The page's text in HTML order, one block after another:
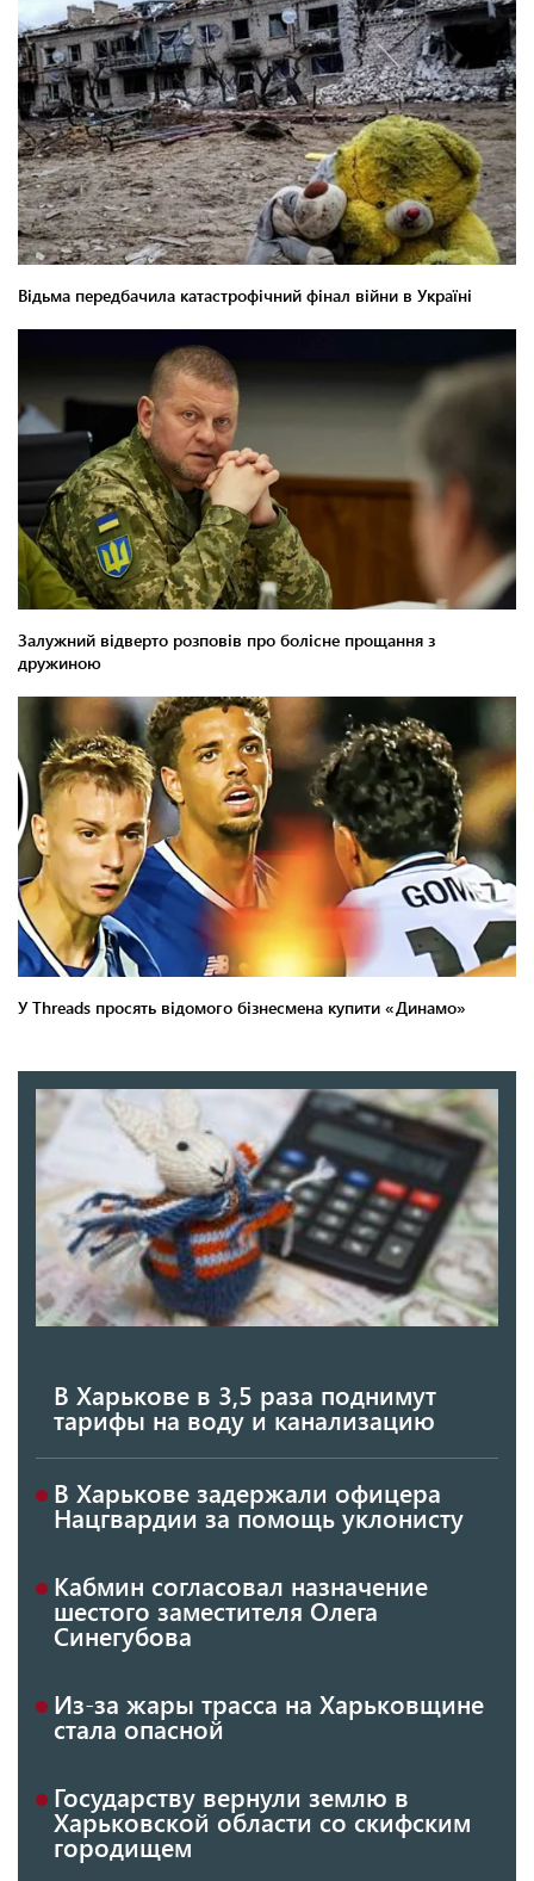
В Харькове в 3,5 раза поднимут
тарифы на воду и канализацию
В Харькове задержали офицера
Нацгвардии за помощь уклонисту
Кабмин согласовал назначение
шестого заместителя Олега
Синегубова
Из-за жары трасса на Харьковщине
стала опасной
Государству вернули землю в
Харьковской области со скифским
городищем